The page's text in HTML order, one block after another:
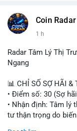
việc di chuyển số
phân bổ danh mục
Động thái này có thể
khi nhà đầu tư nhỏ
xu hướng trung hạn.
Lời khuyên cho nhà
Hãy theo dõi sát
Coin Radar
1 h
Radar Tâm Lý Thị
Ngang
📊 CHỈ SỐ SỢ HÃI &
• Điểm số: 30 (Sợ
• Nhận định: Tâm
tư thận trọng do